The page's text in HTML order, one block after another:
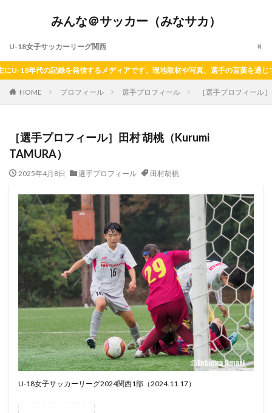
みんな＠サッカー（みなサカ）
U-18女子サッカーリーグ関西
年代の記録を発信するメディアです。現地取材や写真、選手の言葉を通じて、
HOME プロフィール 選手プロフィール ［選手プロフィール
［選手プロフィール］田村 胡桃（Kurumi
TAMURA）
2025年4月8日 選手プロフィール 田村胡桃
U-18女子サッカーリーグ2024関西1部（2024.11.17）